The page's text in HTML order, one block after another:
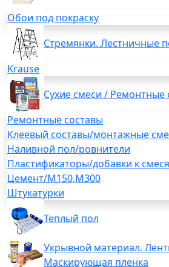
Обои под покраску
Стремянки. Лестничные
Krause
Сухие смеси / Ремонтные
Ремонтные составы
Клеевый составы/монтажные
Наливной пол/ровнители
Пластификаторы/добавки к
Цемент/М150,М300
Штукатурки
Теплый пол
Укрывной материал.
Маскирующая пленка